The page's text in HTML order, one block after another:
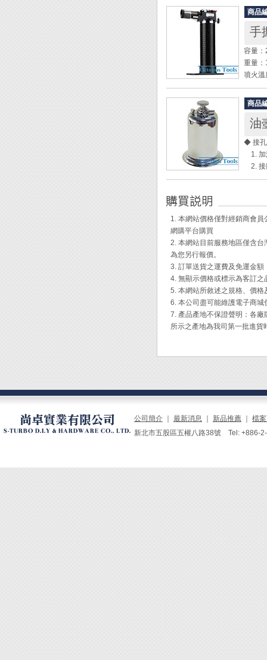
商品
手
容量
重量
噴火
使用
適用
尺寸
◆
◆ 電
◆ 左
◆ 具安
◆ 可拆
◆ GS/
[使用
步驟
1.在
2.將
氣。
3.等
4.靜置
4.按
步驟
1.點火
步驟
商品
油
◆ 接
1. 加
2. 接
3. 接
尺寸
1. 本網站價格僅對經銷商會
網購平台購買
2. 本網站目前服務地區僅含
為您另行報價。
3. 訂單送貨之運費及免運金
4. 無顯示價格或標示為客訂
5. 本網站所敘述之規格、價
6. 本公司盡可能維護電子商
7. 產品產地不保證聲明：各
所示之產地為我司第一批進
公司簡介 最新消息 新品推薦
檔
新北市五股區五權八路38號 Tel: